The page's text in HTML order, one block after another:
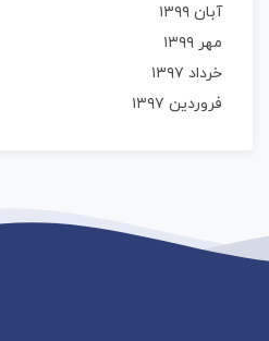
آبان ۱۳۹۹
مهر ۱۳۹۹
خرداد ۱۳۹۷
فروردین ۱۳۹۷